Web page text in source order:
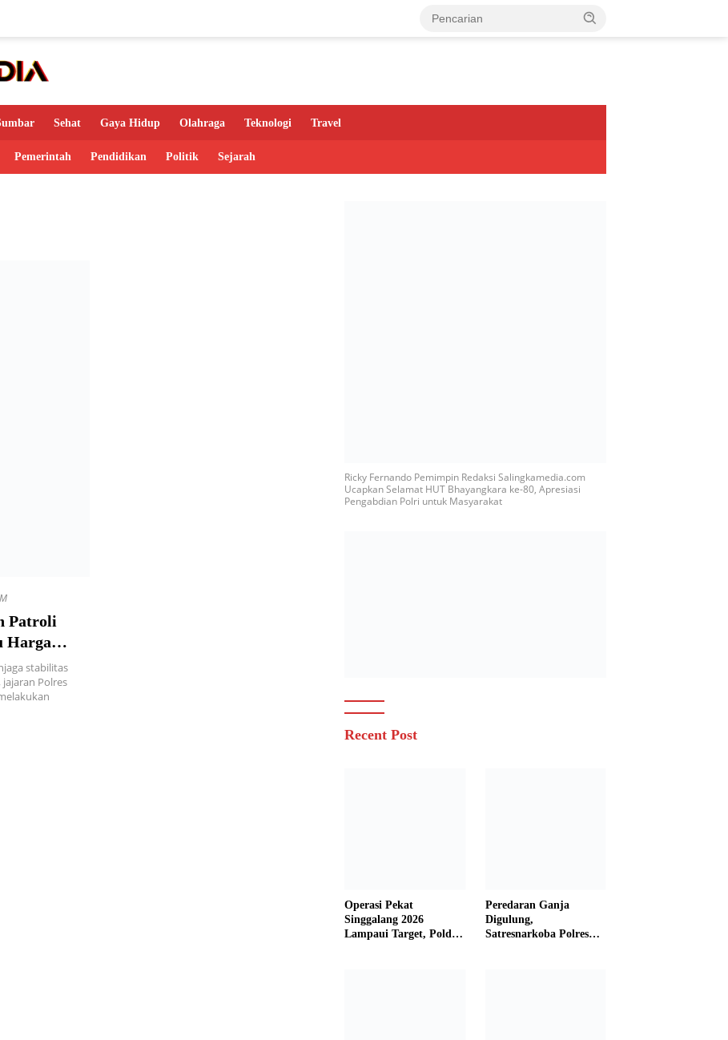
Sehat Gaya Hidup Olahraga Teknologi Travel
Pemerintah Pendidikan Politik Sejarah
Patroli
Harga
stabilitas
Polres
Ricky Fernando Pemimpin Redaksi Salingkamedia.com
Ucapkan Selamat HUT Bhayangkara ke-80, Apresiasi
Pengabdian Polri untuk Masyarakat
Recent Post
Operasi Pekat
Singgalang 2026
Lampaui Target, Polda
Peredaran Ganja
Digulung,
Satresnarkoba Polres